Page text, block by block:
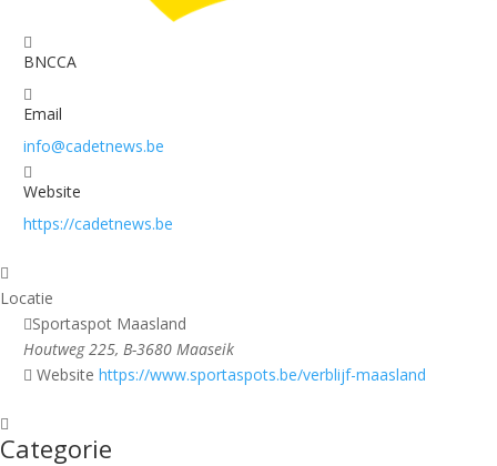
BNCCA
Email
info@cadetnews.be
Website
https://cadetnews.be
Locatie
Sportaspot Maasland
Houtweg 225, B-3680 Maaseik
Website https://www.sportaspots.be/verblijf-maasland
Categorie